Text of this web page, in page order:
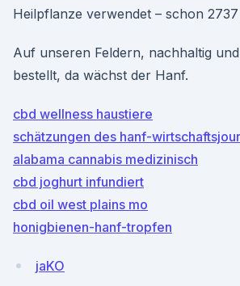
Heilpflanze verwendet – schon 2737
Auf unseren Feldern, nachhaltig
bestellt, da wächst der Hanf.
cbd wellness haustiere
schätzungen des hanf-
alabama cannabis medizinisch
cbd joghurt infundiert
cbd oil west plains mo
honigbienen-hanf-tropfen
jaKO